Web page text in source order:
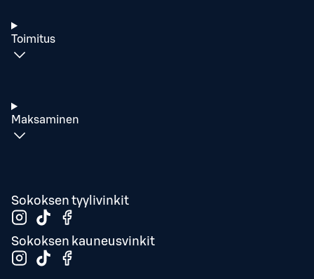
Toimitus
Maksaminen
Sokoksen tyylivinkit
Sokoksen kauneusvinkit